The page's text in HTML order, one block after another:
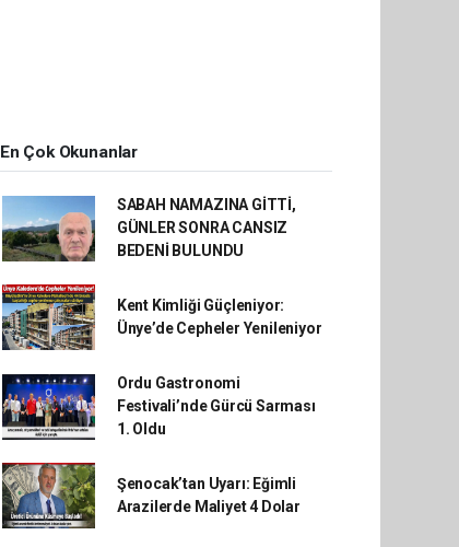
En Çok Okunanlar
SABAH NAMAZINA GİTTİ,
GÜNLER SONRA CANSIZ
BEDENİ BULUNDU
Kent Kimliği Güçleniyor:
Ünye’de Cepheler Yenileniyor
Ordu Gastronomi
Festivali’nde Gürcü Sarması
1. Oldu
Şenocak’tan Uyarı: Eğimli
Arazilerde Maliyet 4 Dolar